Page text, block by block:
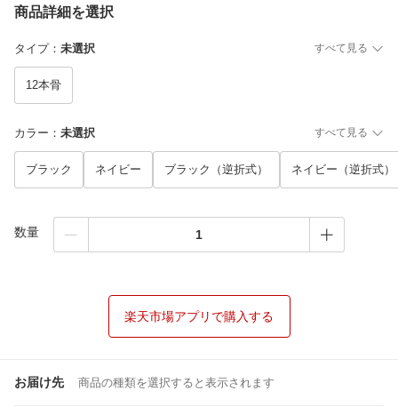
商品詳細を選択
タイプ： 未選択 すべて見る
12本骨
カラー ： 未選択 すべて見る
ブラック ネイビー ブラック（逆折式） ネイビー（逆折式）
数量
楽天市場アプリで購入する
お届け先 商品の種類を選択すると表示されます